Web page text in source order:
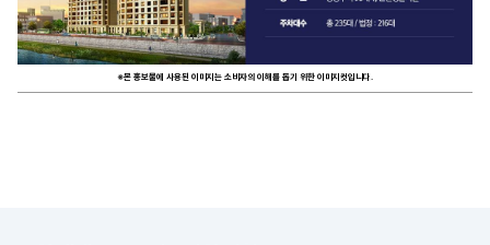
※본 홍보물에 사용된 이미지는 소비자의 이해를 돕기 위한 이미지컷입니다.